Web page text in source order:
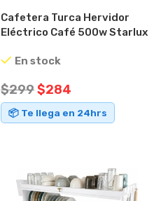
Cafetera Turca Hervidor
Eléctrico Café 500w Starlux
En stock
$299$284
📦 Te llega en 24hrs